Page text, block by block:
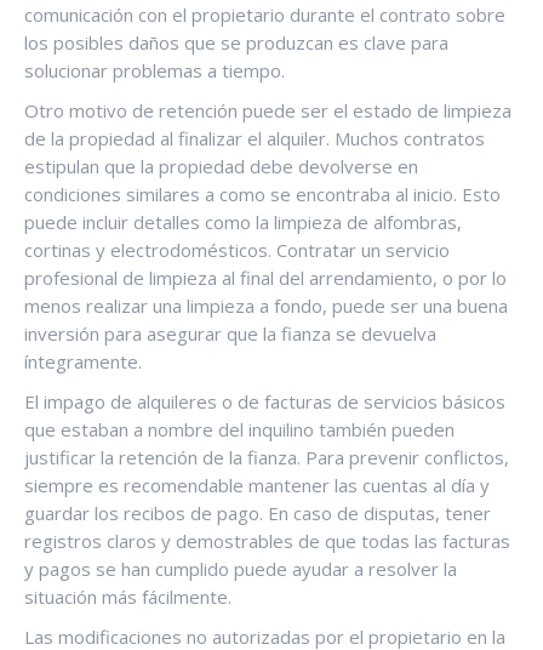
comunicación con el propietario durante el contrato sobre
los posibles daños que se produzcan es clave para
solucionar problemas a tiempo.
Otro motivo de retención puede ser el estado de limpieza
de la propiedad al finalizar el alquiler. Muchos contratos
estipulan que la propiedad debe devolverse en
condiciones similares a como se encontraba al inicio. Esto
puede incluir detalles como la limpieza de alfombras,
cortinas y electrodomésticos. Contratar un servicio
profesional de limpieza al final del arrendamiento, o por lo
menos realizar una limpieza a fondo, puede ser una buena
inversión para asegurar que la fianza se devuelva
íntegramente.
El impago de alquileres o de facturas de servicios básicos
que estaban a nombre del inquilino también pueden
justificar la retención de la fianza. Para prevenir conflictos,
siempre es recomendable mantener las cuentas al día y
guardar los recibos de pago. En caso de disputas, tener
registros claros y demostrables de que todas las facturas
y pagos se han cumplido puede ayudar a resolver la
situación más fácilmente.
Las modificaciones no autorizadas por el propietario en la